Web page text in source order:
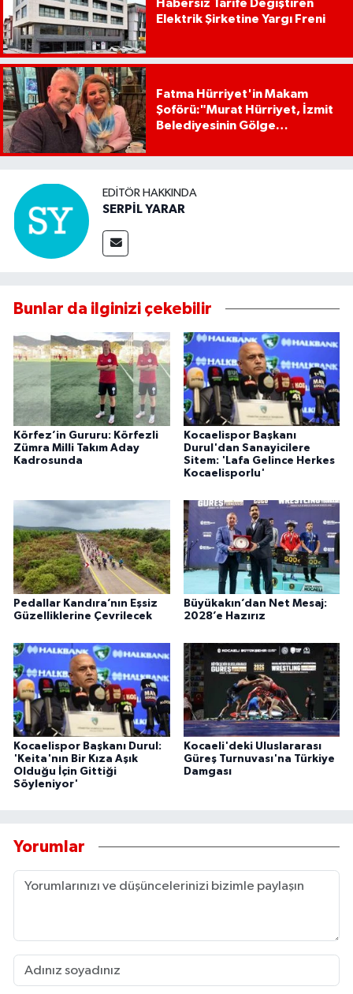
Habersiz Tarife Değiştiren
Elektrik Şirketine Yargı Freni
Fatma Hürriyet'in Makam
Şoförü:"Murat Hürriyet, İzmit
Belediyesinin Gölge
EDITÖR HAKKINDA
SERPİL YARAR
Bunlar da ilginizi çekebilir
Körfez’in Gururu: Körfezli
Zümra Milli Takım Aday
Kadrosunda
Kocaelispor Başkanı
Durul'dan Sanayicilere
Sitem: 'Lafa Gelince Herkes
Kocaelisporlu'
Pedallar Kandıra’nın Eşsiz
Güzelliklerine Çevrilecek
Büyükakın’dan Net Mesaj:
2028’e Hazırız
Kocaelispor Başkanı Durul:
'Keita'nın Bir Kıza Aşık
Olduğu İçin Gittiği
Söyleniyor'
Kocaeli'deki Uluslararası
Güreş Turnuvası'na Türkiye
Damgası
Yorumlar